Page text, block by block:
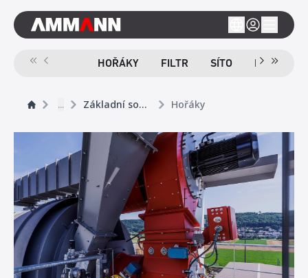
HOŘÁKY FILTR SÍTO MÍCHAČKA
... Základní součásti Hořáky